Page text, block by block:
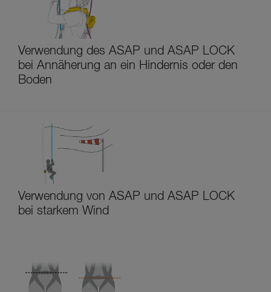
Verwendung des ASAP und ASAP LOCK
bei Annäherung an ein Hindernis oder den
Boden
Verwendung von ASAP und ASAP LOCK
bei starkem Wind